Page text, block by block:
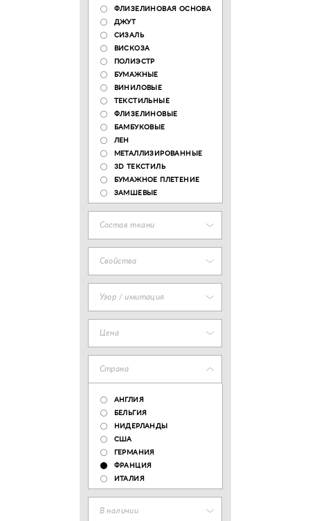
ФЛИЗЕЛИНОВАЯ ОСНОВА
ДЖУТ
СИЗАЛЬ
ВИСКОЗА
ПОЛИЭСТР
БУМАЖНЫЕ
ВИНИЛОВЫЕ
ТЕКСТИЛЬНЫЕ
ФЛИЗЕЛИНОВЫЕ
БАМБУКОВЫЕ
ЛЕН
МЕТАЛЛИЗИРОВАННЫЕ
3D ТЕКСТИЛЬ
БУМАЖНОЕ ПЛЕТЕНИЕ
ЗАМШЕВЫЕ
Состав ткани
Свойства
Узор / имитация
Цена
Страна
АНГЛИЯ
БЕЛЬГИЯ
НИДЕРЛАНДЫ
США
ГЕРМАНИЯ
ФРАНЦИЯ
ИТАЛИЯ
В наличии